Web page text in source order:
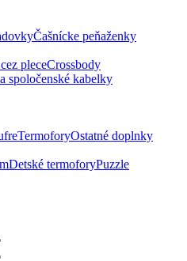
Čašnícke peňaženky
pleceCrossbody
spoločenské kabelky
TermoforyOstatné doplnky
Detské termoforyPuzzle